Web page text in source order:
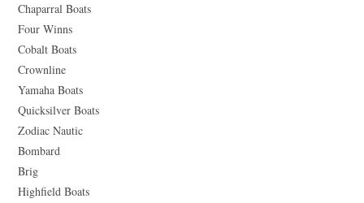
Chaparral Boats
Four Winns
Cobalt Boats
Crownline
Yamaha Boats
Quicksilver Boats
Zodiac Nautic
Bombard
Brig
Highfield Boats